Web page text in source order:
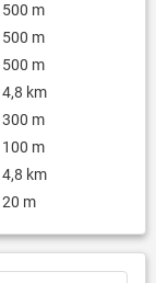
500 m
500 m
500 m
4,8 km
300 m
100 m
4,8 km
20 m